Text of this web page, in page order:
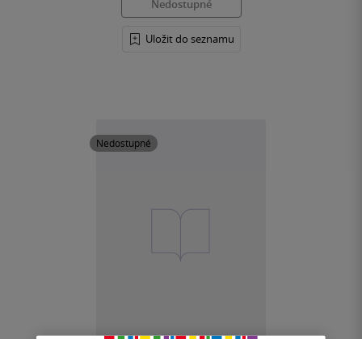
Nedostupné
Uložit do seznamu
Nedostupné